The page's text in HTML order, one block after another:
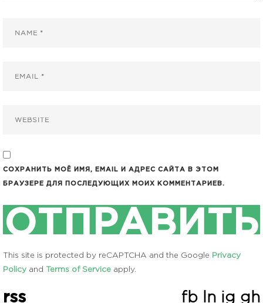
СОХРАНИТЬ МОЁ ИМЯ, EMAIL И АДРЕС САЙТА В ЭТОМ
БРАУЗЕРЕ ДЛЯ ПОСЛЕДУЮЩИХ МОИХ КОММЕНТАРИЕВ.
This site is protected by reCAPTCHA and the Google Privacy
Policy and Terms of Service apply.
rss fb ln ig gh